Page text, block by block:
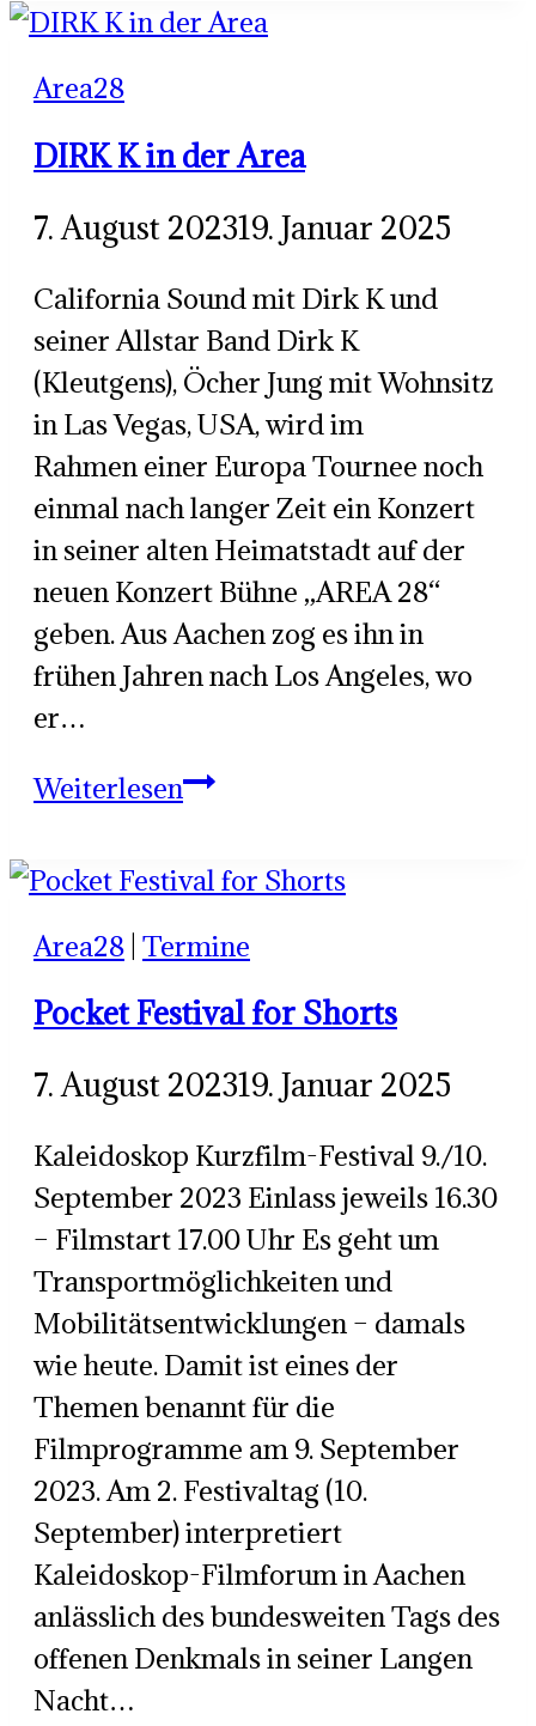
Area28
DIRK K in der Area
7. August 202319. Januar 2025
California Sound mit Dirk K und
seiner Allstar Band Dirk K
(Kleutgens), Öcher Jung mit Wohnsitz
in Las Vegas, USA, wird im
Rahmen einer Europa Tournee noch
einmal nach langer Zeit ein Konzert
in seiner alten Heimatstadt auf der
neuen Konzert Bühne „AREA 28“
geben. Aus Aachen zog es ihn in
frühen Jahren nach Los Angeles, wo
er…
WeiterlesenDIRK
in
Area
Area28 | Termine
Pocket Festival for Shorts
7. August 202319. Januar 2025
Kaleidoskop Kurzfilm-Festival 9./10.
September 2023 Einlass jeweils 16.30
– Filmstart 17.00 Uhr Es geht um
Transportmöglichkeiten und
Mobilitätsentwicklungen – damals
wie heute. Damit ist eines der
Themen benannt für die
Filmprogramme am 9. September
2023. Am 2. Festivaltag (10.
September) interpretiert
Kaleidoskop-Filmforum in Aachen
anlässlich des bundesweiten Tags des
offenen Denkmals in seiner Langen
Nacht…